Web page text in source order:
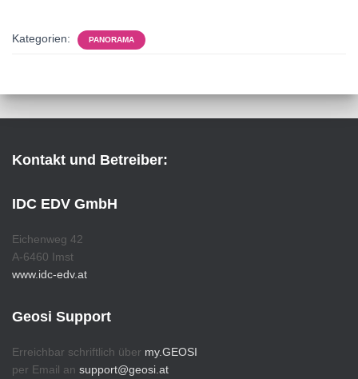
Kategorien: PANORAMA
Kontakt und Betreiber:
IDC EDV GmbH
Eichenweg 42
A-6460 Imst
www.idc-edv.at
Geosi Support
Erreichbar schriftlich über my.GEOSI
per Email an support@geosi.at